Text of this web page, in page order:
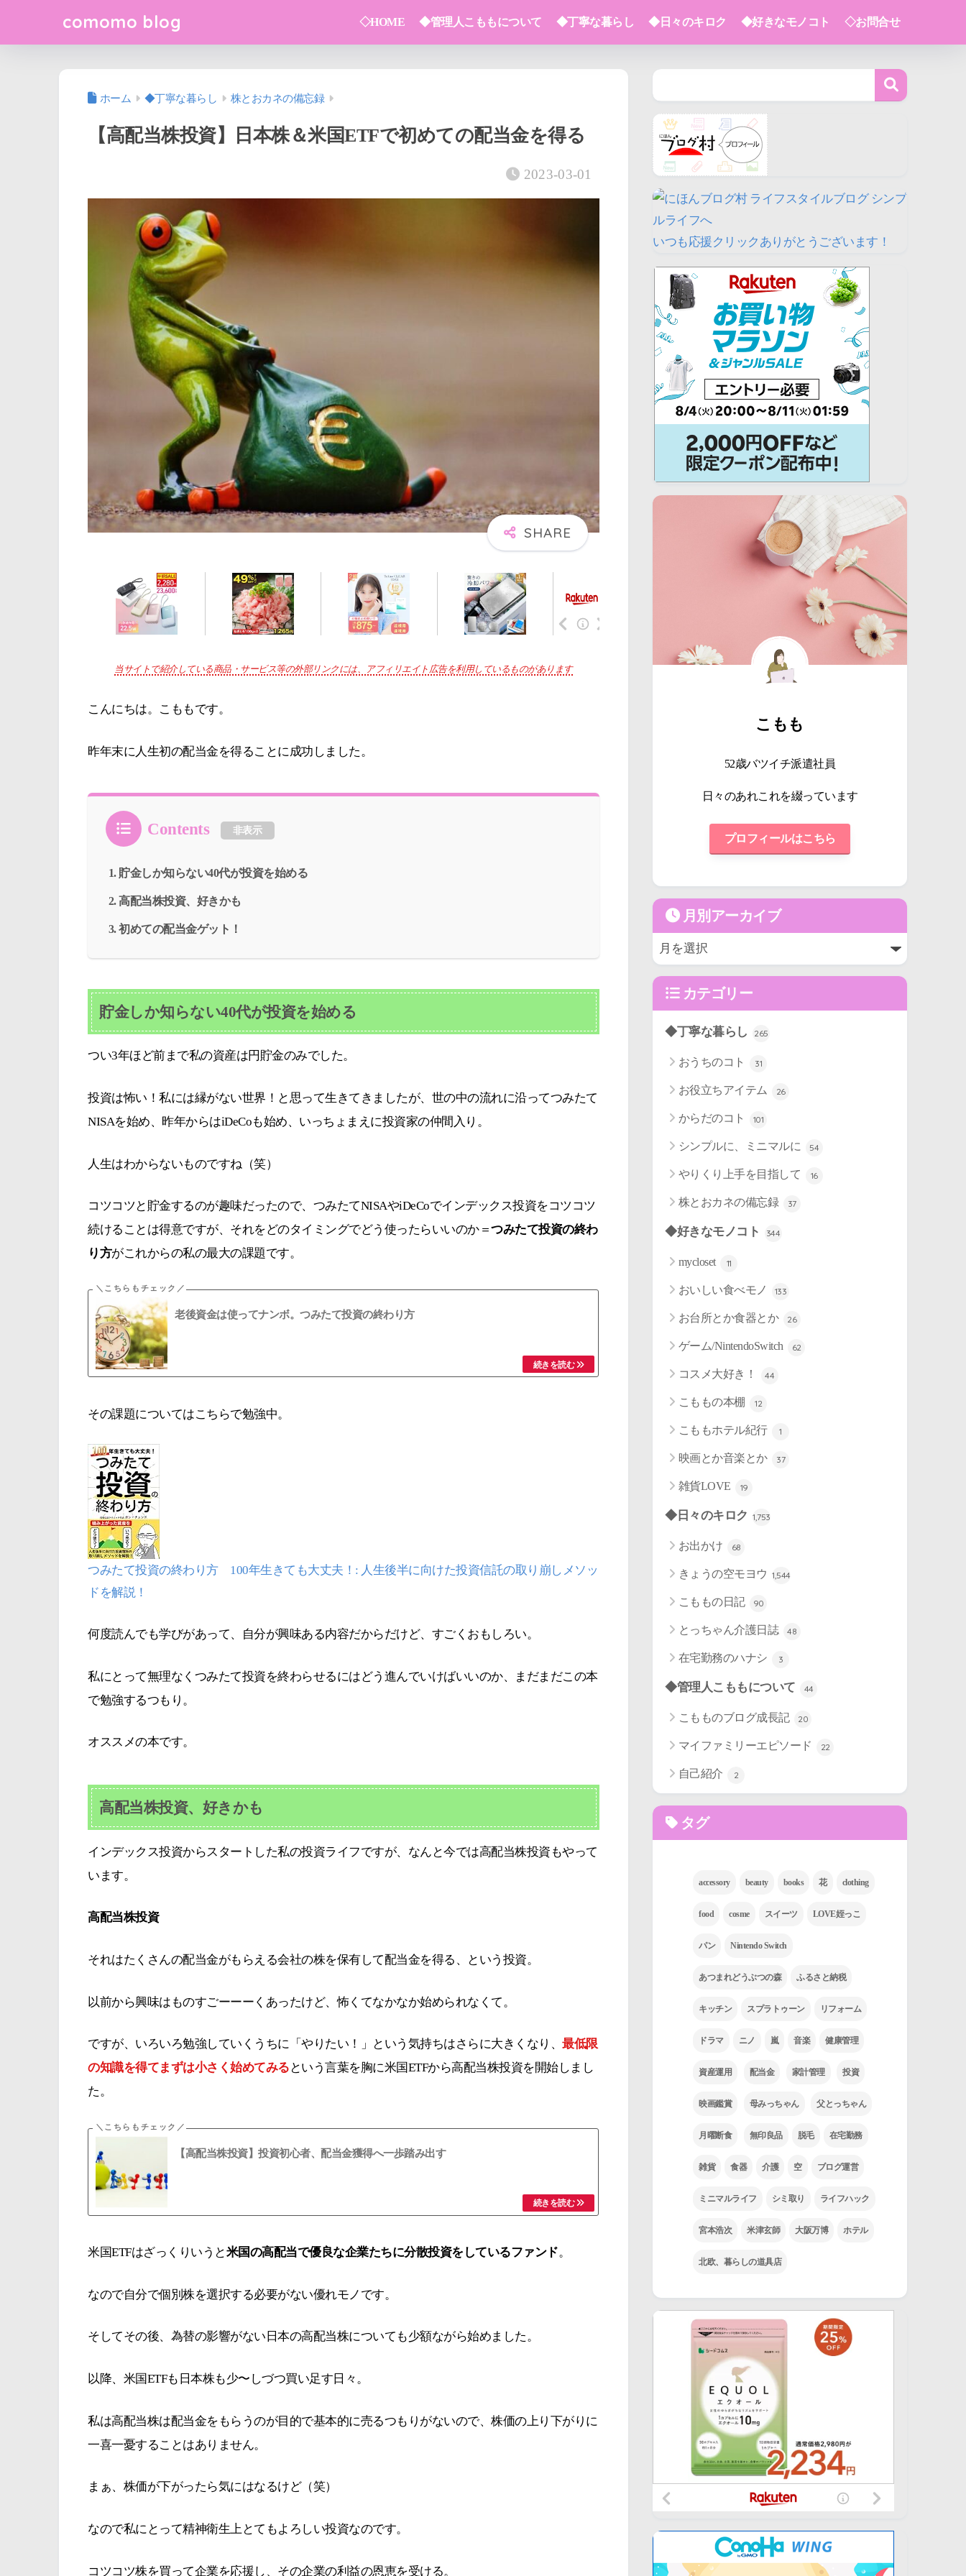
comomo blog ◇HOME ◆管理人こももについて ◆丁寧な暮らし ◆日々のキロク ◆好きなモノコト ◇お問合せ
ホーム ◆丁寧な暮らし 株とおカネの備忘録
【高配当株投資】日本株＆米国ETFで初めての配当金を得る
2023-03-01
当サイトで紹介している商品・サービス等の外部リンクには、アフィリエイト広告を利用しているものがあります
こんにちは。こももです。
昨年末に人生初の配当金を得ることに成功しました。
Contents 非表示
貯金しか知らない40代が投資を始める
高配当株投資、好きかも
初めての配当金ゲット！
貯金しか知らない40代が投資を始める
つい3年ほど前まで私の資産は円貯金のみでした。
投資は怖い！私には縁がない世界！と思って生きてきましたが、世の中の流れに沿ってつみたて
NISAを始め、昨年からはiDeCoも始め、いっちょまえに投資家の仲間入り。
人生はわからないものですね（笑）
コツコツと貯金するのが趣味だったので、つみたてNISAやiDeCoでインデックス投資をコツコツ
続けることは得意ですが、それをどのタイミングでどう使ったらいいのか＝つみたて投資の終わ
り方がこれからの私の最大の課題です。
老後資金は使ってナンボ。つみたて投資の終わり方
その課題についてはこちらで勉強中。
つみたて投資の終わり方 100年生きても大丈夫！: 人生後半に向けた投資信託の取り崩しメソッ
ドを解説！
何度読んでも学びがあって、自分が興味ある内容だからだけど、すごくおもしろい。
私にとって無理なくつみたて投資を終わらせるにはどう進んでいけばいいのか、まだまだこの本
で勉強するつもり。
オススメの本です。
高配当株投資、好きかも
インデックス投資からスタートした私の投資ライフですが、なんと今では高配当株投資もやって
います。
高配当株投資
それはたくさんの配当金がもらえる会社の株を保有して配当金を得る、という投資。
以前から興味はものすごーーーくあったけど、怖くてなかなか始められなくて。
ですが、いろいろ勉強していくうちに「やりたい！」という気持ちはさらに大きくなり、 最低限
の知識を得てまずは小さく始めてみる という言葉を胸に米国ETFから高配当株投資を開始しまし
た。
【高配当株投資】投資初心者、配当金獲得へ一歩踏み出す
米国ETFはざっくりいうと米国の高配当で優良な企業たちに分散投資をしているファンド。
なので自分で個別株を選択する必要がない優れモノです。
そしてその後、為替の影響がない日本の高配当株についても少額ながら始めました。
以降、米国ETFも日本株も少〜しづつ買い足す日々。
私は高配当株は配当金をもらうのが目的で基本的に売るつもりがないので、株価の上り下がりに
一喜一憂することはありません。
まぁ、株価が下がったら気にはなるけど（笑）
なので私にとって精神衛生上とてもよろしい投資なのです。
コツコツ株を買って企業を応援し、その企業の利益の恩恵を受ける。
いつも応援クリックありがとうございます！
こもも
52歳バツイチ派遣社員
日々のあれこれを綴っています
プロフィールはこちら
月別アーカイブ
カテゴリー
◆丁寧な暮らし 265
おうちのコト 31
お役立ちアイテム 26
からだのコト 101
シンプルに、ミニマルに 54
やりくり上手を目指して 16
株とおカネの備忘録 37
◆好きなモノコト 344
mycloset 11
おいしい食べモノ 133
お台所とか食器とか 26
ゲーム/NintendoSwitch 62
コスメ大好き！ 44
こももの本棚 12
こももホテル紀行 1
映画とか音楽とか 37
雑貨LOVE 19
◆日々のキロク 1,753
お出かけ 68
きょうの空モヨウ 1,544
こももの日記 90
とっちゃん介護日誌 48
在宅勤務のハナシ 3
◆管理人こももについて 44
こもものブログ成長記 20
マイファミリーエピソード 22
自己紹介 2
タグ
accessory beauty books 花 clothing
food cosme スイーツ LOVE姪っこ
パン Nintendo Switch
あつまれどうぶつの森 ふるさと納税
キッチン スプラトゥーン リフォーム
ドラマ ニノ 嵐 音楽 健康管理
資産運用 配当金 家計管理 投資
映画鑑賞 母みっちゃん 父とっちゃん
月曜断食 無印良品 脱毛 在宅勤務
雑貨 食器 介護 空 ブログ運営
ミニマルライフ シミ取り ライフハック
宮本浩次 米津玄師 大阪万博 ホテル
北欧、暮らしの道具店